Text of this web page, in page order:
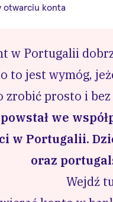
otwarciu konta
w Portugalii
to jest wymóg,
zrobić prosto i
we
w Portugalii.
oraz
Wejdź